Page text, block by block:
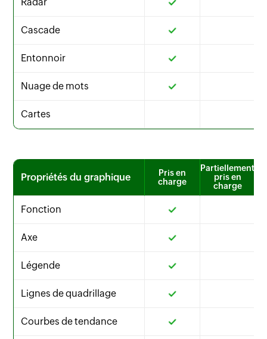
Cascade
Entonnoir
Nuage de mots
Cartes
Propriétés du graphique
Pris en
charge
Partiellement
pris en
charge
Fonction
Axe
Légende
Lignes de quadrillage
Courbes de tendance